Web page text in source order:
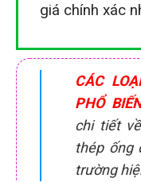
giá chính xác
CÁC
PHỔ
chi tiết
thép ống
trường